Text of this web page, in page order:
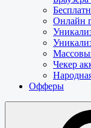
Онлайн
Чекер
Офферы